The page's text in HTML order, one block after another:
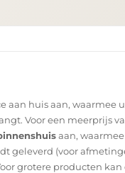
aan huis aan, waarmee
Voor een meerprijs
aan,
geleverd (voor
grotere producten